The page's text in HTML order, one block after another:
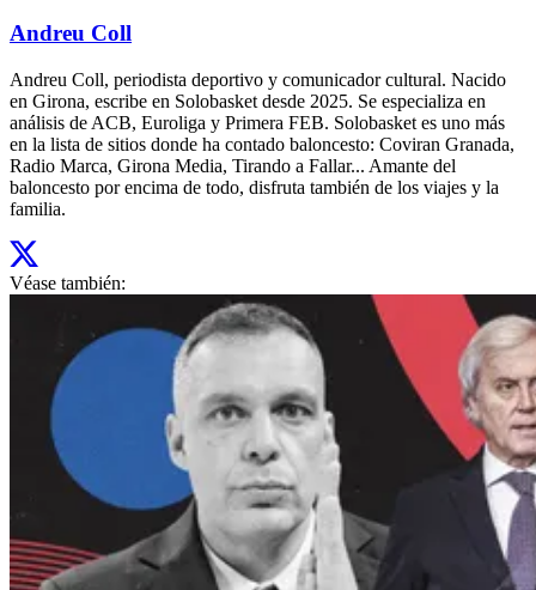
Andreu Coll
Andreu Coll, periodista deportivo y comunicador cultural. Nacido
en Girona, escribe en Solobasket desde 2025. Se especializa en
análisis de ACB, Euroliga y Primera FEB. Solobasket es uno más
en la lista de sitios donde ha contado baloncesto: Coviran Granada,
Radio Marca, Girona Media, Tirando a Fallar... Amante del
baloncesto por encima de todo, disfruta también de los viajes y la
familia.
Véase también: